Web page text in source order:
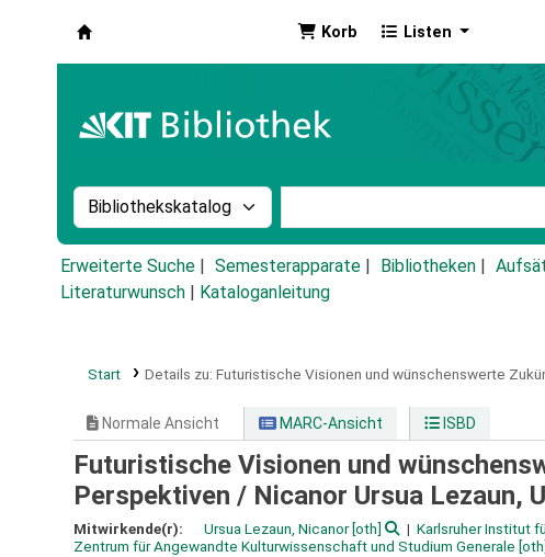
Korb Listen
Suche im Katalog nach:
Erweiterte Suche Semesterapparate Bibliotheken
Literaturwunsch
Kataloganleitung
Start Details zu: Futuristische Visionen und wünschenswerte
Normale Ansicht MARC-Ansicht ISBD
Futuristische Visionen und
Perspektiven / Nicanor Ursua Lezaun,
Mitwirkende(r): Ursua Lezaun, Nicanor[oth] Karlsruher Institut
Zentrum für Angewandte Kulturwissenschaft und Studium Generale [oth]